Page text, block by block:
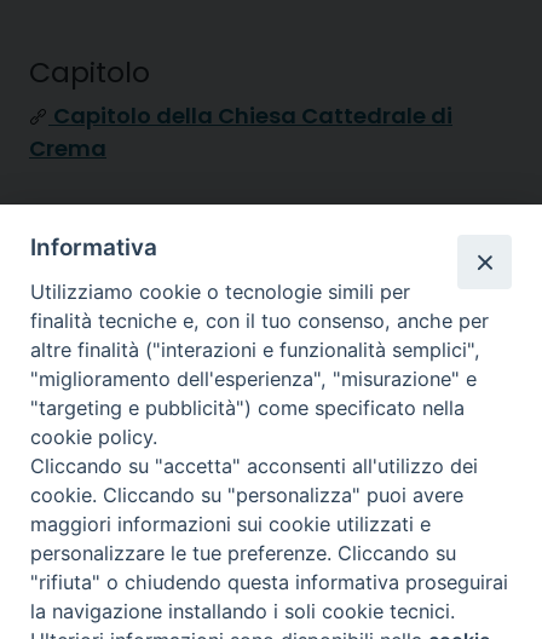
Capitolo
Capitolo della Chiesa Cattedrale di
Crema
CREMA
Riproduzione solo con permesso.
Tutti i diritti sono riservati.
Preferenze Cookie
Informativa
Utilizziamo cookie o tecnologie simili per
finalità tecniche e, con il tuo consenso, anche per
altre finalità ("interazioni e funzionalità semplici",
"miglioramento dell'esperienza", "misurazione" e
"targeting e pubblicità") come specificato nella
cookie policy.
Cliccando su "accetta" acconsenti all'utilizzo dei
cookie. Cliccando su "personalizza" puoi avere
maggiori informazioni sui cookie utilizzati e
personalizzare le tue preferenze. Cliccando su
"rifiuta" o chiudendo questa informativa proseguirai
la navigazione installando i soli cookie tecnici.